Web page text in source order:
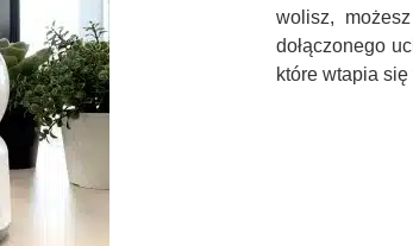
wolisz,
dołączonego
które wtapia